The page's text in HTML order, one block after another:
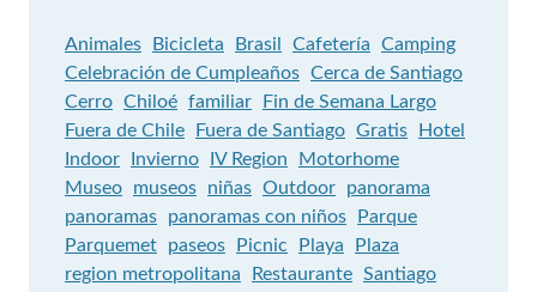
Animales Bicicleta Brasil Cafetería
Camping
Celebración de Cumpleaños Cerca de Santiago
Cerro Chiloé familiar
Fin de Semana Largo
Fuera de Chile
Fuera de Santiago Gratis
Hotel
Indoor
Invierno IV Region
Motorhome
Museo
museos niñas Outdoor
panorama
panoramas
panoramas con niños
Parque
Parquemet
paseos Picnic Playa
Plaza
region metropolitana
Restaurante Santiago